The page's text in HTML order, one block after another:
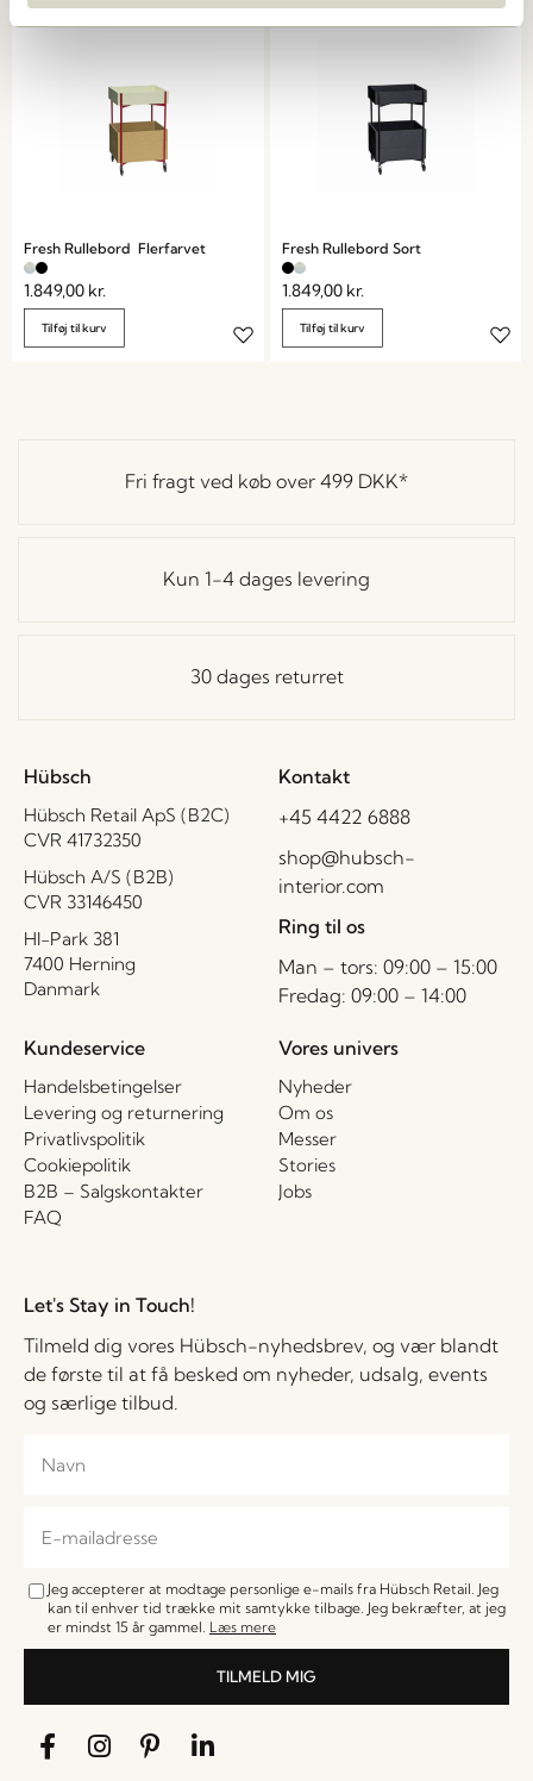
Fresh Rullebord Flerfarvet
1.849,00 kr.
Tilføj til kurv
Fresh Rullebord Sort
1.849,00 kr.
Tilføj til kurv
Fri fragt ved køb over 499 DKK*
Kun 1-4 dages levering
30 dages returret
Hübsch
Hübsch Retail ApS (B2C)
CVR 41732350
Hübsch A/S (B2B)
CVR 33146450
HI-Park 381
7400 Herning
Danmark
Kontakt
+45 4422 6888
shop@hubsch-
interior.com
Ring til os
Man – tors: 09:00 – 15:00
Fredag: 09:00 – 14:00
Kundeservice
Handelsbetingelser
Levering og returnering
Privatlivspolitik
Cookiepolitik
B2B – Salgskontakter
FAQ
Vores univers
Nyheder
Om os
Messer
Stories
Jobs
Let's Stay in Touch!
Tilmeld dig vores Hübsch-nyhedsbrev, og vær blandt
de første til at få besked om nyheder, udsalg, events
og særlige tilbud.
Jeg accepterer at modtage personlige e-mails fra Hübsch Retail. Jeg
kan til enhver tid trække mit samtykke tilbage. Jeg bekræfter, at jeg
er mindst 15 år gammel. Læs mere
TILMELD MIG